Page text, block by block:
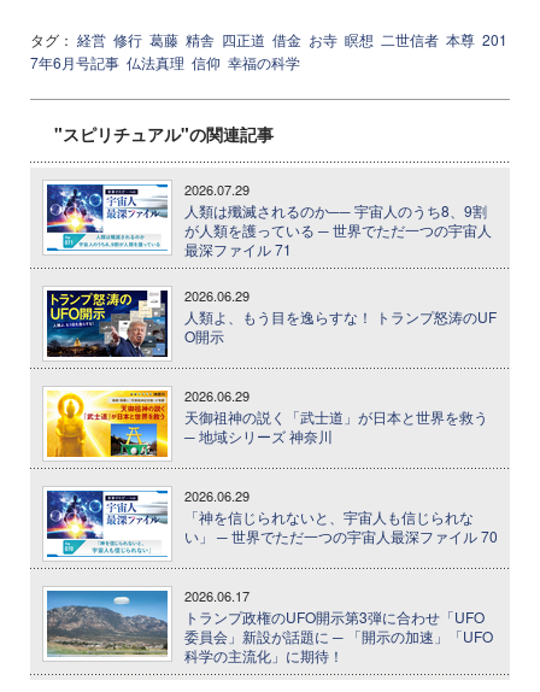
タグ： 経営 修行 葛藤 精舎 四正道 借金 お寺 瞑想 二世信者 本尊 201
7年6月号記事 仏法真理 信仰 幸福の科学
"スピリチュアル"の関連記事
2026.07.29
人類は殲滅されるのか── 宇宙人のうち8、9割
が人類を護っている ─ 世界でただ一つの宇宙人
最深ファイル 71
2026.06.29
人類よ、もう目を逸らすな！ トランプ怒涛のUF
O開示
2026.06.29
天御祖神の説く「武士道」が日本と世界を救う
─ 地域シリーズ 神奈川
2026.06.29
「神を信じられないと、宇宙人も信じられな
い」 ─ 世界でただ一つの宇宙人最深ファイル 70
2026.06.17
トランプ政権のUFO開示第3弾に合わせ「UFO
委員会」新設が話題に ─ 「開示の加速」「UFO
科学の主流化」に期待！